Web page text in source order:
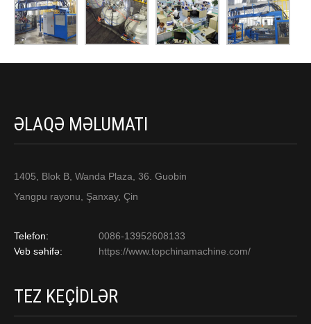
ƏLAQƏ MƏLUMATI
1405, Blok B, Wanda Plaza, 36. Guobin
Yangpu rayonu, Şanxay, Çin
Telefon:
0086-13952608133
Veb səhifə:
https://www.topchinamachine.com/
TEZ KEÇIDLƏR